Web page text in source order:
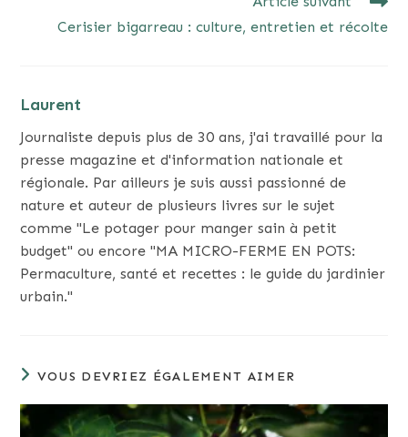
Cerisier bigarreau : culture, entretien et récolte
Laurent
Journaliste depuis plus de 30 ans, j'ai travaillé pour la
presse magazine et d'information nationale et
régionale. Par ailleurs je suis aussi passionné de
nature et auteur de plusieurs livres sur le sujet
comme "Le potager pour manger sain à petit
budget" ou encore "MA MICRO-FERME EN POTS:
Permaculture, santé et recettes : le guide du jardinier
urbain."
VOUS DEVRIEZ ÉGALEMENT AIMER